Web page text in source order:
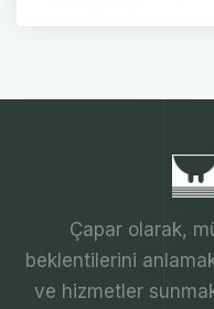
Çapar olarak,
beklentilerini
ve hizmetler